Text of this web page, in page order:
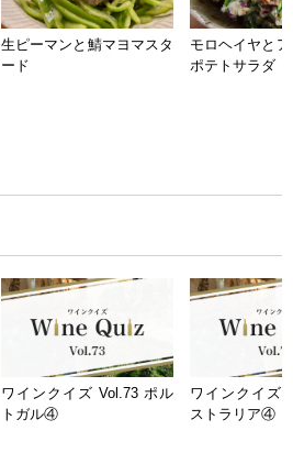
生ピーマンと鯖マヨマスタ
ード
モロヘイヤと
ポテトサラダ
ワインクイズ Vol.73 ポル
トガル④
ワインクイズ
ストラリア④